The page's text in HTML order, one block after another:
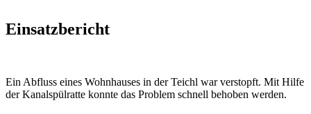
Einsatzbericht
Ein Abfluss eines Wohnhauses in der Teichl war verstopft. Mit Hilfe
der Kanalspülratte konnte das Problem schnell behoben werden.